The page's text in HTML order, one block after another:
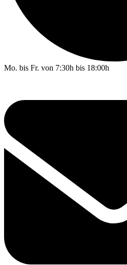
Mo. bis Fr. von 7:30h bis 18:00h